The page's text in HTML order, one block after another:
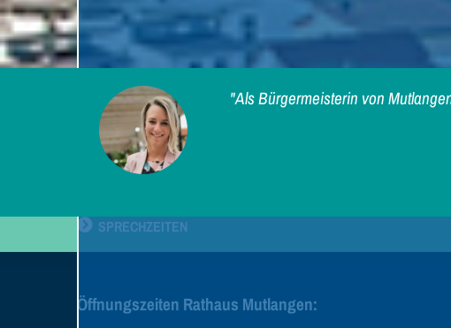
"Als Bürgermeisterin von
SPRECHZEITEN
Öffnungszeiten Rathaus Mutlangen: